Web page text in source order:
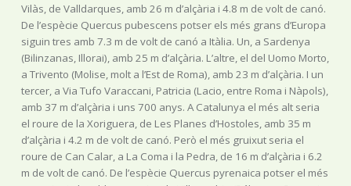
Vilàs, de Valldarques, amb 26 m d’alçària i 4.8 m de volt de canó.
De l’espècie Quercus pubescens potser els més grans d’Europa
siguin tres amb 7.3 m de volt de canó a Itàlia. Un, a Sardenya
(Bilinzanas, Illorai), amb 25 m d’alçària. L’altre, el del Uomo Morto,
a Trivento (Molise, molt a l’Est de Roma), amb 23 m d’alçària. I un
tercer, a Via Tufo Varaccani, Patricia (Lacio, entre Roma i Nàpols),
amb 37 m d’alçària i uns 700 anys. A Catalunya el més alt seria
el roure de la Xoriguera, de Les Planes d’Hostoles, amb 35 m
d’alçària i 4.2 m de volt de canó. Però el més gruixut seria el
roure de Can Calar, a La Coma i la Pedra, de 16 m d’alçària i 6.2
m de volt de canó. De l’espècie Quercus pyrenaica potser el més